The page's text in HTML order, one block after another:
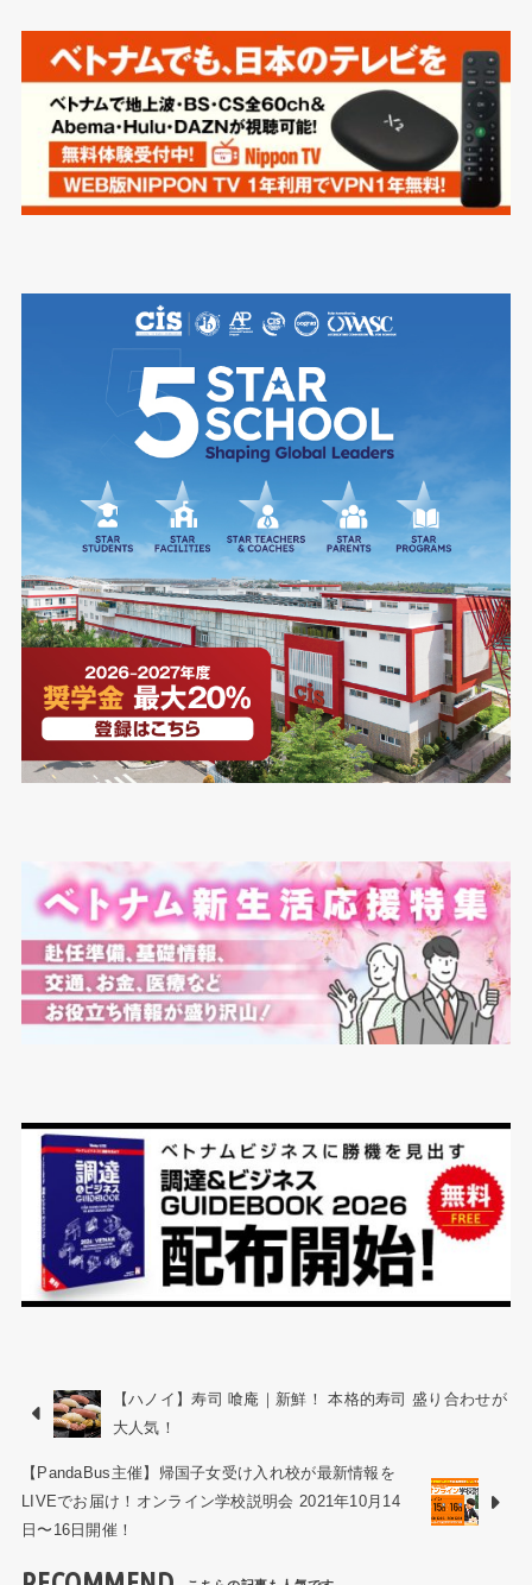
【ハノイ】寿司 喰庵｜新鮮！ 本格的寿司 盛り合わせが
大人気！
【PandaBus主催】帰国子女受け入れ校が最新情報を
LIVEでお届け！オンライン学校説明会 2021年10月14
日〜16日開催！